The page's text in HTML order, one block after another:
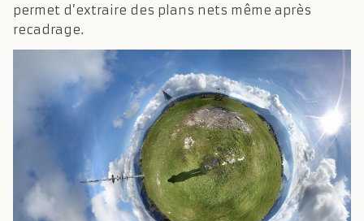
permet d’extraire des plans nets même après
recadrage.